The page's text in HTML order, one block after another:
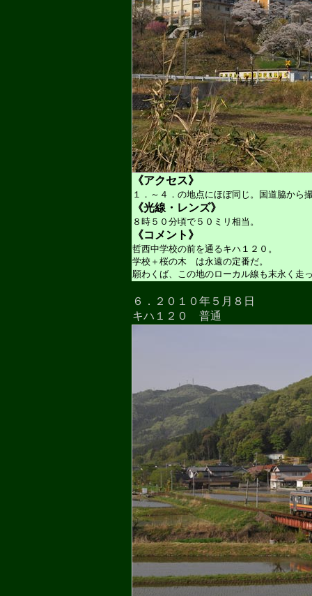
《アクセス》
１．～４．の地点にほぼ同じ。国道脇から
《光線・レンズ》
８時５０分頃で５０ミリ相当。
《コメント》
哲西中学校の前を通るキハ１２０。
学校＋桜の木 は永遠の定番だ。
願わくば、この地のローカル線も末永く走
６．２０１０年５月８日
キハ１２０ 普通